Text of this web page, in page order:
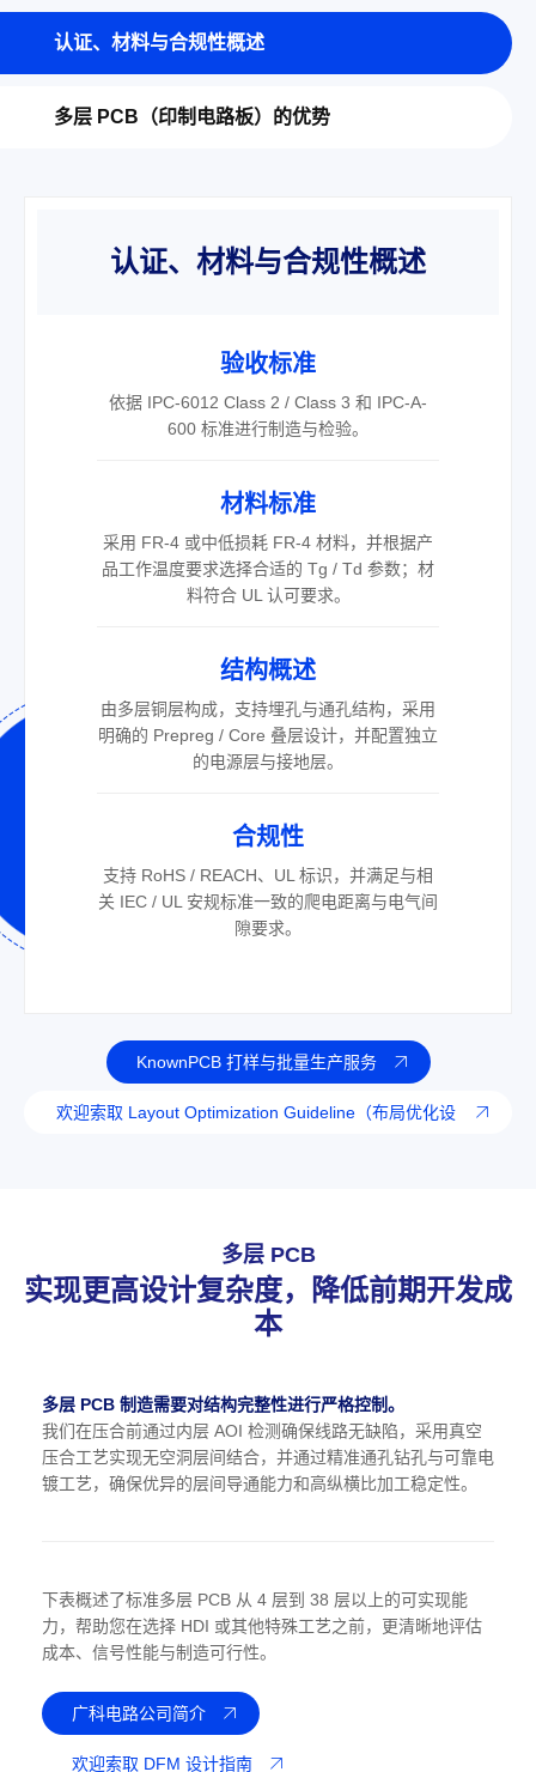
认证、材料与合规性概述
多层 PCB（印制电路板）的优势
认证、材料与合规性概述
验收标准
依据 IPC-6012 Class 2 / Class 3 和 IPC-A-
600 标准进行制造与检验。
材料标准
采用 FR-4 或中低损耗 FR-4 材料，并根据产
品工作温度要求选择合适的 Tg / Td 参数；材
料符合 UL 认可要求。
结构概述
由多层铜层构成，支持埋孔与通孔结构，采用
明确的 Prepreg / Core 叠层设计，并配置独立
的电源层与接地层。
合规性
支持 RoHS / REACH、UL 标识，并满足与相
关 IEC / UL 安规标准一致的爬电距离与电气间
隙要求。
KnownPCB 打样与批量生产服务
欢迎索取 Layout Optimization Guideline（布局优化设
多层 PCB
实现更高设计复杂度，降低前期开发成
本
多层 PCB 制造需要对结构完整性进行严格控制。
我们在压合前通过内层 AOI 检测确保线路无缺陷，采用真空
压合工艺实现无空洞层间结合，并通过精准通孔钻孔与可靠电
镀工艺，确保优异的层间导通能力和高纵横比加工稳定性。
下表概述了标准多层 PCB 从 4 层到 38 层以上的可实现能
力，帮助您在选择 HDI 或其他特殊工艺之前，更清晰地评估
成本、信号性能与制造可行性。
广科电路公司简介
欢迎索取 DFM 设计指南